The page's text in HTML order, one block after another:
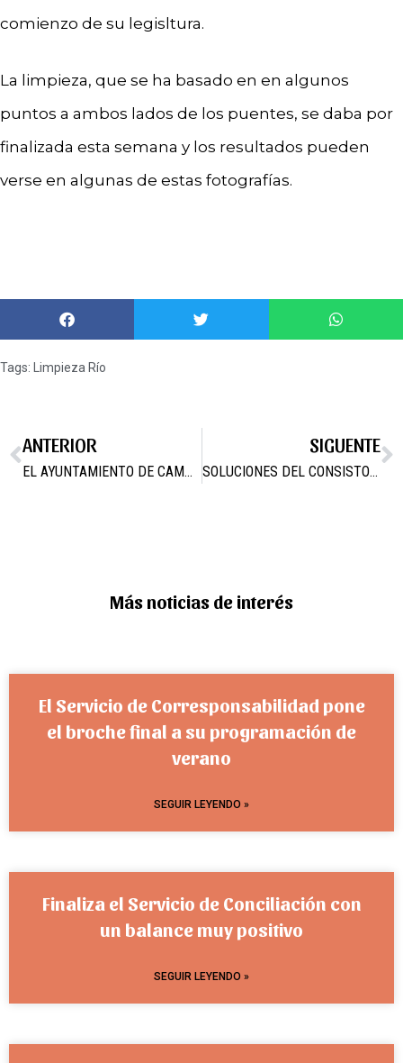
comienzo de su legisltura.
La limpieza, que se ha basado en en algunos
puntos a ambos lados de los puentes, se daba por
finalizada esta semana y los resultados pueden
verse en algunas de estas fotografías.
Tags: Limpieza Río
ANTERIOR
EL AYUNTAMIENTO DE CAMPOS DEL RÍO INVERTIRÁ MÁS DE 160.000 EUROS PARA LA CONTRATACIÓN Y FORMACIÓN DE DESEMPLEADOS EN LOS PRÓXIMOS MESES
SIGUENTE
SOLUCIONES DEL CONSISTORIO CONTRA DIVERSAS PLAGAS QUE AFECTAN A LA POBLACIÓN EN ÉPOCAS DE VERANO
Más noticias de interés
El Servicio de Corresponsabilidad pone
el broche final a su programación de
verano
SEGUIR LEYENDO »
Finaliza el Servicio de Conciliación con
un balance muy positivo
SEGUIR LEYENDO »